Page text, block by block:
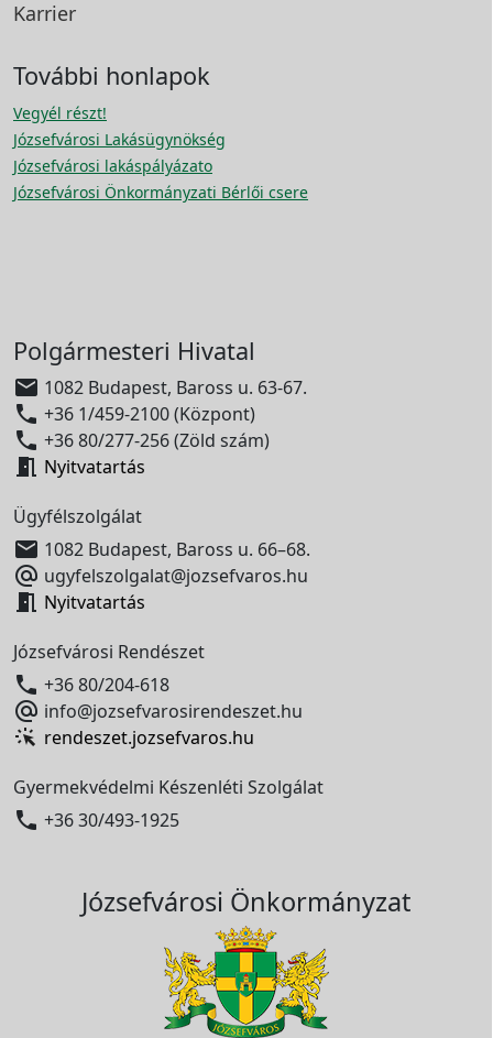
Karrier
További honlapok
Vegyél részt!
Józsefvárosi Lakásügynökség
Józsefvárosi lakáspályázato
Józsefvárosi Önkormányzati Bérlői csere
Polgármesteri Hivatal
 1082 Budapest, Baross u. 63-67.
 +36 1/459-2100 (Központ)
 +36 80/277-256 (Zöld szám)
 Nyitvatartás
Ügyfélszolgálat
 1082 Budapest, Baross u. 66–68.
 ugyfelszolgalat@jozsefvaros.hu
 Nyitvatartás
Józsefvárosi Rendészet
 +36 80/204-618
 info@jozsefvarosirendeszet.hu
rendeszet.jozsefvaros.hu
Gyermekvédelmi Készenléti Szolgálat
 +36 30/493-1925
Józsefvárosi Önkormányzat